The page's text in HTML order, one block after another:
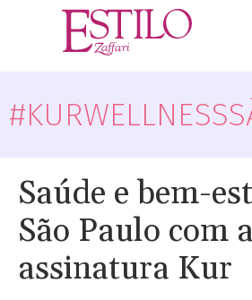
Saúde e bem-
São Paulo com a
assinatura Kur